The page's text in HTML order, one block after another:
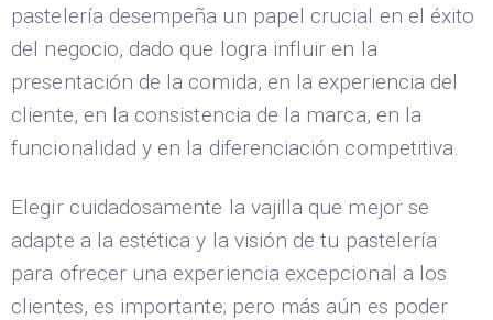
pastelería desempeña un papel crucial en el éxito
del negocio, dado que logra influir en la
presentación de la comida, en la experiencia del
cliente, en la consistencia de la marca, en la
funcionalidad y en la diferenciación competitiva.
Elegir cuidadosamente la vajilla que mejor se
adapte a la estética y la visión de tu pastelería
para ofrecer una experiencia excepcional a los
clientes, es importante; pero más aún es poder